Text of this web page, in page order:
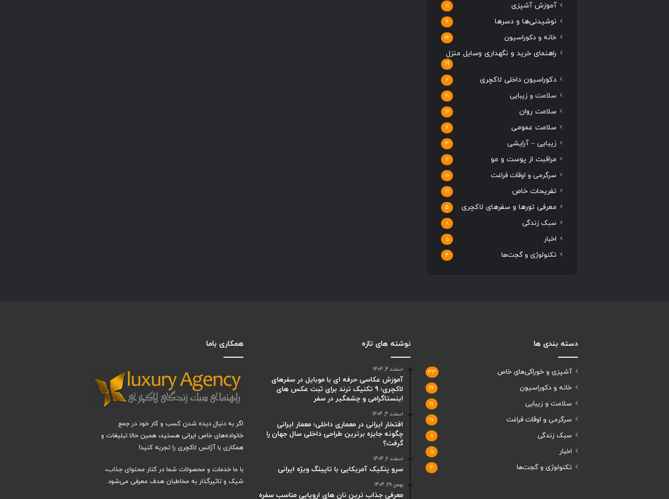
آموزش آشپزی 11
نوشیدنی‌ها و دسرها 6
خانه و دکوراسیون 22
راهنمای خرید و نگهداری وسایل منزل
19
دکوراسیون داخلی لاکچری 2
سلامت و زیبایی 21
سلامت روان 12
سلامت عمومی 6
زیبایی – آرایشی 3
مراقبت از پوست و مو 2
سرگرمی و اوقات فراغت 16
تفریحات خاص 11
معرفی تورها و سفرهای لاکچری 5
سبک زندگی 8
اخبار 5
تکنولوژی و گجت‌ها 4
دسته بندی ها
آشپزی و خوراکی‌های خاص 33
خانه و دکوراسیون 22
سلامت و زیبایی 21
سرگرمی و اوقات فراغت 16
سبک زندگی 8
اخبار 5
تکنولوژی و گجت‌ها 4
نوشته های تازه
اسفند 4, 1404
آموزش عکاسی حرفه ای با موبایل در سفرهای
لاکچری؛ 9 تکنیک ترند برای ثبت عکس های
اینستاگرامی و چشمگیر در سفر
اسفند 3, 1404
افتخار ایرانی در معماری داخلی؛ معمار ایرانی
چگونه جایزه برترین طراحی داخلی سال جهان را
گرفت؟
اسفند 2, 1404
سرو پنکیک آمریکایی با تاپینگ ویژه ایرانی
بهمن 29, 1404
معرفی جذاب ترین نان های اروپایی مناسب سفره
همکاری باما
اگر به دنبال دیده شدن کسب و کار خود در جمع
خانواده‌های خاص ایرانی هستید، همین حالا تبلیغات و
همکاری با آژانس لاکچری را تجربه کنید!
با ما خدمات و محصولات شما در کنار محتوای جذاب،
شیک و تاثیرگذار به مخاطبان هدف معرفی می‌شود.